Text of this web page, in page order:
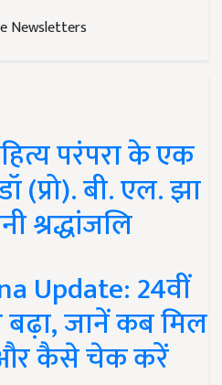
Newsletters
परंपरा के एक
(प्रो). बी. एल. झा
श्रद्धांजलि
Update: 24वीं
जानें कब मिल
कैसे चेक करें